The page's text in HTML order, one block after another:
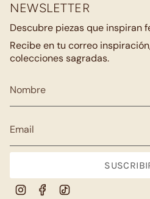
NEWSLETTER
Descubre piezas que inspiran
Recibe en tu correo
colecciones sagradas.
InstagramFacebook